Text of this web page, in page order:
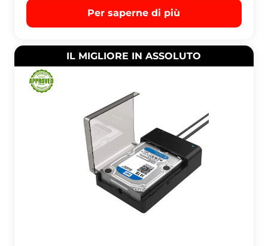
Per saperne di più
IL MIGLIORE IN ASSOLUTO